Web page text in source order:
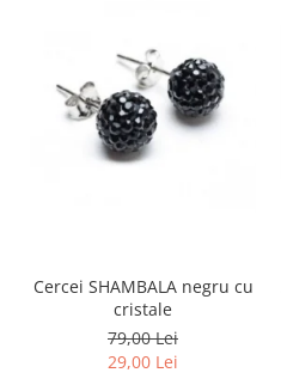
Cercei SHAMBALA negru cu
cristale
79,00 Lei
29,00 Lei